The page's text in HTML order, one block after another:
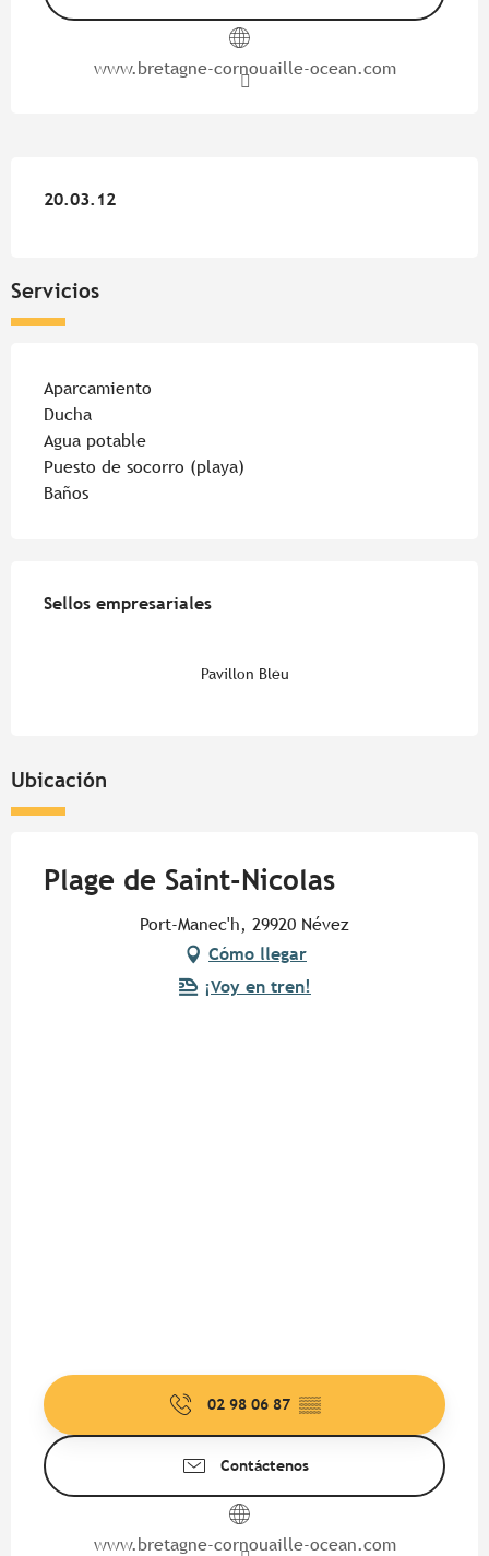
www.bretagne-cornouaille-ocean.com
20.03.12
20.03.12
Servicios
Aparcamiento
Ducha
Agua potable
Puesto de socorro (playa)
Baños
Sellos empresariales
Sellos empresariales
Pavillon Bleu
Ubicación
Plage de Saint-Nicolas
Port-Manec'h, 29920 Névez
Cómo llegar
¡Voy en tren!
02 98 06 87 ▒▒
Contáctenos
www.bretagne-cornouaille-ocean.com